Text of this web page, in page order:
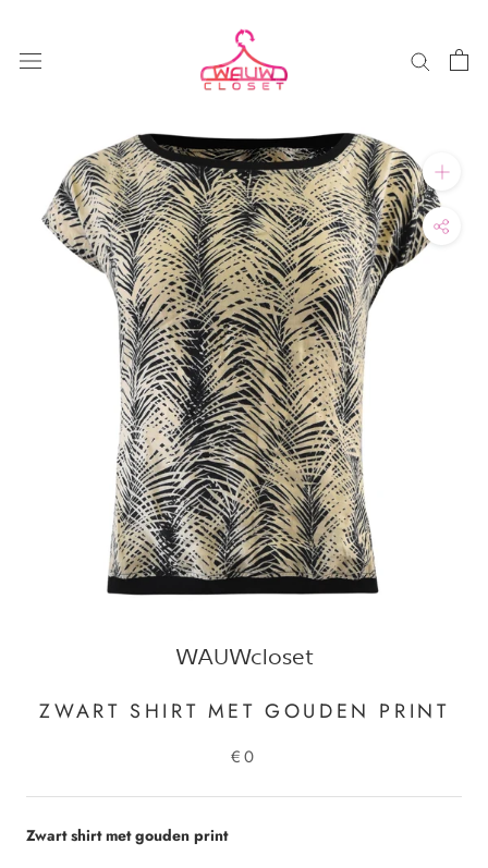
WAUWcloset
ZWART SHIRT MET GOUDEN PRINT
€0
Zwart shirt met gouden print